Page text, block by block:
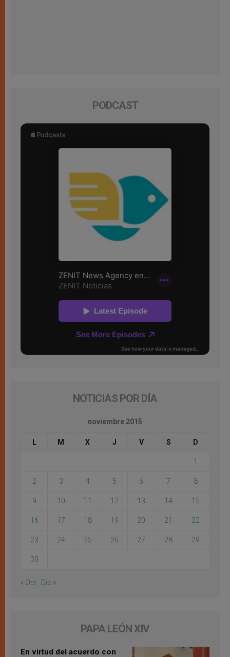
PODCAST
NOTICIAS POR DÍA
noviembre 2015
L M X J V S D
1
2 3 4 5 6 7 8
9 10 11 12 13 14 15
16 17 18 19 20 21 22
23 24 25 26 27 28 29
30
« Oct Dic »
PAPA LEÓN XIV
En virtud del acuerdo con